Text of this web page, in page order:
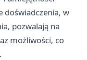
doświadczenia, w
pozwalają na
możliwości, co